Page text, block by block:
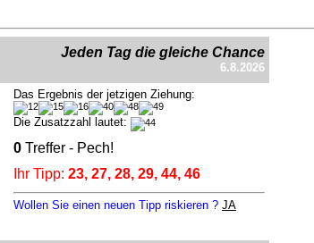
Jeden Tag die gleiche Chance
6.8.2026
Das Ergebnis der jetzigen Ziehung:
Die Zusatzzahl lautet:
0 Treffer - Pech!
Ihr Tipp: 23, 27, 28, 29, 44, 46
Wollen Sie einen neuen Tipp riskieren ? JA